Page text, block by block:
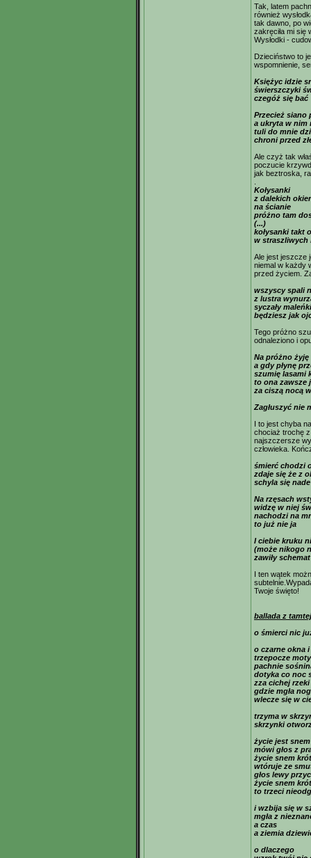
Tak, latem
również
tak dawno, po
zakręciła mi się
Wysłodki -
Dzieciństwo to
wspomnienie,
Księżyc idzie
świerszczyki
czegóż się bać
Przecież siano
a ukryta w nim
tuli do mnie
chroni przed
Ale czyż tak
poczucie
jak beztroska,
Kołysanki
z dalekich
na ścianie
próżno tam
(...)
kołysanki takt
w straszliwych
Ale jest jeszcze
niemal w każdy
przed życiem.
wszyscy spali
z lustra
syczały
będziesz jak
Tego próżno
odnaleziono i
Na próżno
a gdy płynę
szumię lasami
to ona zawsze
za ciszą nocą
Zagłuszyć nie
I to jest chyba
chociaż trochę
najszczersze
człowieka.
śmierć chodzi
zdaje się że z
schyla się
Na rzęsach
widzę w niej
nachodzi na
to już nie ja
I ciebie kruku
(może nikogo
zawiły schemat
I ten wątek
Twoje święto!
ballada z
o śmierci nic
o czarne okna
trzepocze
pachnie
dotyka co noc
zza cichej rzeki
gdzie mgła
wlecze się w
trzyma w
skrzynki
życie jest
mówi głos z
życie snem
wtóruje ze
głos lewy
życie snem
to trzeci
i wzbija się w
mgła z
a czas
a ziemia
o dlaczego